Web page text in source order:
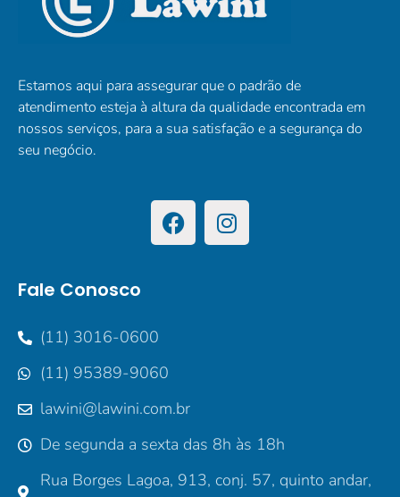
Estamos aqui para assegurar que o padrão de
atendimento esteja à altura da qualidade encontrada em
nossos serviços, para a sua satisfação e a segurança do
seu negócio.
Fale Conosco
(11) 3016-0600
(11) 95389-9060
lawini@lawini.com.br
De segunda a sexta das 8h às 18h
Rua Borges Lagoa, 913, conj. 57, quinto andar,